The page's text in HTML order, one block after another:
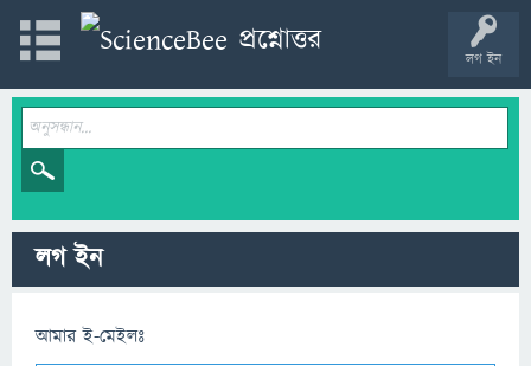
লগ ইন
লগ ইন
আমার ই-মেইলঃ